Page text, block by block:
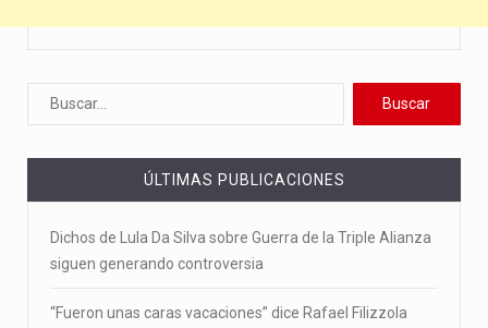
ÚLTIMAS PUBLICACIONES
Dichos de Lula Da Silva sobre Guerra de la Triple Alianza
siguen generando controversia
“Fueron unas caras vacaciones” dice Rafael Filizzola